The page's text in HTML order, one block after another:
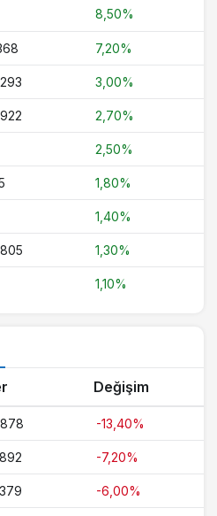
8,50%
7,20%
3,00%
2,70%
2,50%
1,80%
1,40%
1,30%
1,10%
Değişim
-13,40%
-7,20%
-6,00%